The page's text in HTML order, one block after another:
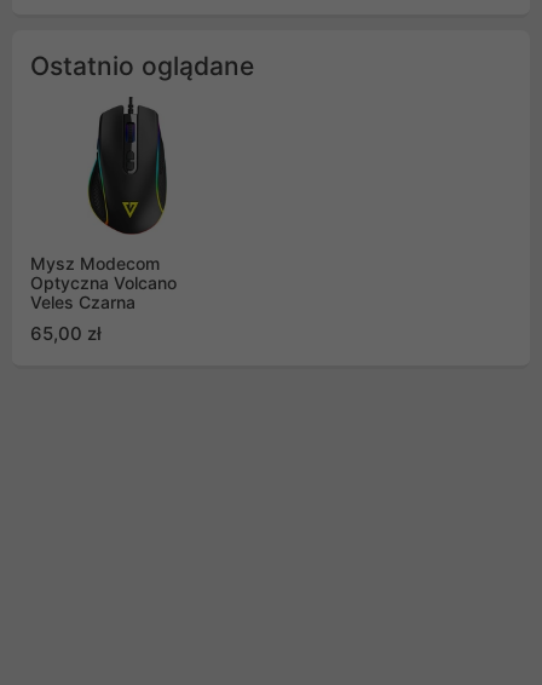
Ostatnio oglądane
Mysz Modecom
Optyczna Volcano
Veles Czarna
65,00 zł